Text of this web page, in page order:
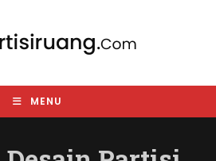
MENU